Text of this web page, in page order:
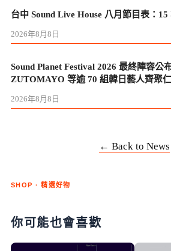
台中 Sound Live House 八月節目表：15
2026年8月8日
Sound Planet Festival 2026 最終陣容公
ZUTOMAYO 等逾 70 組韓日藝人齊聚仁
2026年8月8日
← Back to News
SHOP · 精選好物
你可能也會喜歡